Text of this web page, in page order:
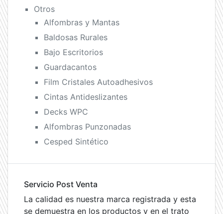
Otros
Alfombras y Mantas
Baldosas Rurales
Bajo Escritorios
Guardacantos
Film Cristales Autoadhesivos
Cintas Antideslizantes
Decks WPC
Alfombras Punzonadas
Cesped Sintético
Servicio Post Venta
La calidad es nuestra marca registrada y esta
se demuestra en los productos y en el trato